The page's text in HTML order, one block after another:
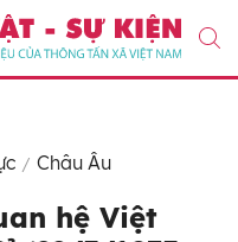
Châu Âu
hệ Việt